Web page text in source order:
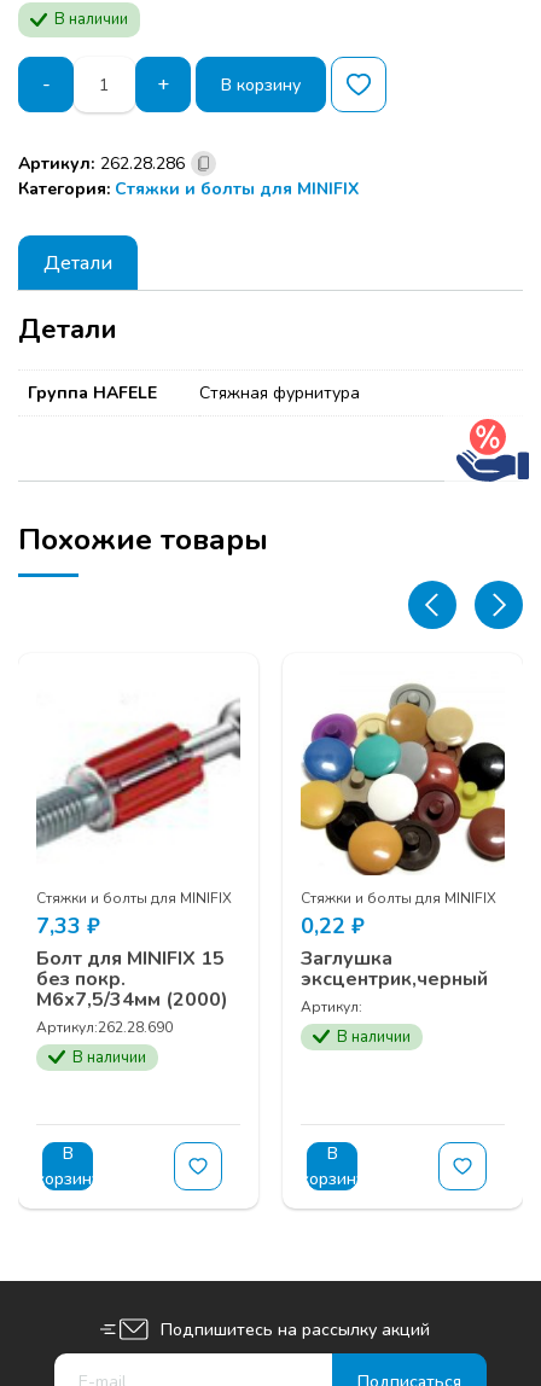
В наличии
-
Количество
товара
Двойной
MINIFIX
15
(100/500)
+ В корзину
Артикул: 262.28.286
Категория: Стяжки и болты для MINIFIX
Детали
Детали
Группа HAFELE Стяжная фурнитура
Похожие товары
Стяжки и болты для MINIFIX
7,33 ₽
Болт для MINIFIX 15
без покр.
М6х7,5/34мм (2000)
Артикул:262.28.690
В наличии
В
корзину
Стяжки и болты для MINIFIX
0,22 ₽
Заглушка
эксцентрик,черный
Артикул:
В наличии
В
корзину
Подпишитесь на рассылку акций